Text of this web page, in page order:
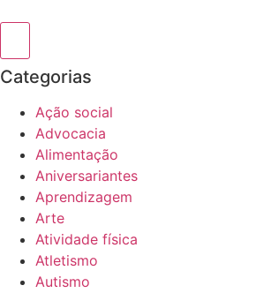
Categorias
Ação social
Advocacia
Alimentação
Aniversariantes
Aprendizagem
Arte
Atividade física
Atletismo
Autismo